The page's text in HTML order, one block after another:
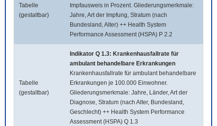
Tabelle
(gestaltbar)
Impfausweis in Prozent. Gliederungsmerkmale:
Jahre, Art der Impfung, Stratum (nach
Bundesland, Alter) ++ Health System
Performance Assessment (HSPA) P 2.2
Tabelle
(gestaltbar)
Indikator Q 1.3: Krankenhausfallrate für
ambulant behandelbare Erkrankungen
Krankenhausfallrate für ambulant behandelbare
Erkrankungen je 100.000 Einwohner.
Gliederungsmerkmale: Jahre, Länder, Art der
Diagnose, Stratum (nach Alter, Bundesland,
Geschlecht) ++ Health System Performance
Assessment (HSPA) Q 1.3